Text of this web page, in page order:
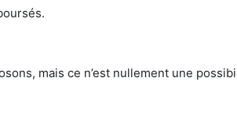
mais ce n’est nullement une